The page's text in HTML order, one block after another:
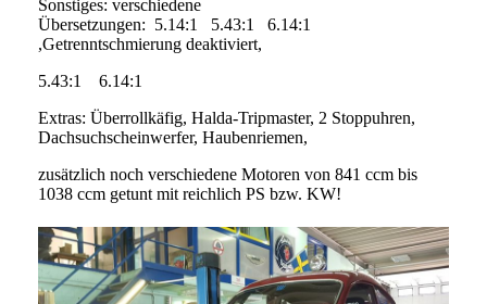
Sonstiges: verschiedene
Übersetzungen: 5.14:1 5.43:1 6.14:1
,Getrenntschmierung deaktiviert,
5.43:1 6.14:1
Extras: Überrollkäfig, Halda-Tripmaster, 2 Stoppuhren,
Dachsuchscheinwerfer, Haubenriemen,
zusätzlich noch verschiedene Motoren von 841 ccm bis
1038 ccm getunt mit reichlich PS bzw. KW!